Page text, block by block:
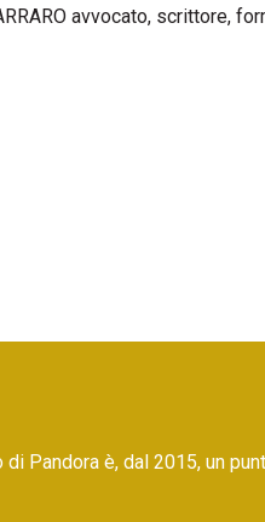
avvocato, scrittore,
Pandora è, dal 2015, un